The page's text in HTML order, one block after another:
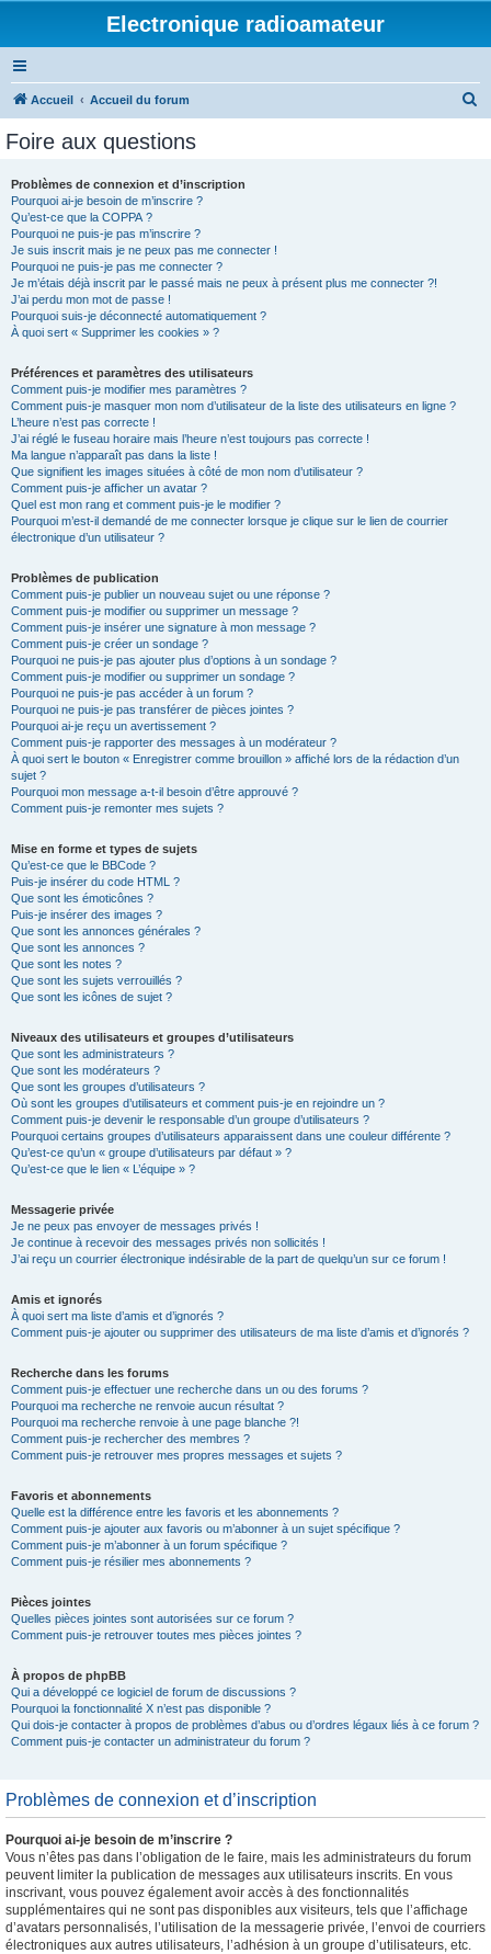
Electronique radioamateur
Accueil Accueil du forum
Foire aux questions
Problèmes de connexion et d’inscription
Pourquoi ai-je besoin de m’inscrire ?
Qu’est-ce que la COPPA ?
Pourquoi ne puis-je pas m’inscrire ?
Je suis inscrit mais je ne peux pas me connecter !
Pourquoi ne puis-je pas me connecter ?
Je m’étais déjà inscrit par le passé mais ne peux à présent plus me connecter ?!
J’ai perdu mon mot de passe !
Pourquoi suis-je déconnecté automatiquement ?
À quoi sert « Supprimer les cookies » ?
Préférences et paramètres des utilisateurs
Comment puis-je modifier mes paramètres ?
Comment puis-je masquer mon nom d’utilisateur de la liste des utilisateurs en ligne ?
L’heure n’est pas correcte !
J’ai réglé le fuseau horaire mais l’heure n’est toujours pas correcte !
Ma langue n’apparaît pas dans la liste !
Que signifient les images situées à côté de mon nom d’utilisateur ?
Comment puis-je afficher un avatar ?
Quel est mon rang et comment puis-je le modifier ?
Pourquoi m’est-il demandé de me connecter lorsque je clique sur le lien de courrier
électronique d’un utilisateur ?
Problèmes de publication
Comment puis-je publier un nouveau sujet ou une réponse ?
Comment puis-je modifier ou supprimer un message ?
Comment puis-je insérer une signature à mon message ?
Comment puis-je créer un sondage ?
Pourquoi ne puis-je pas ajouter plus d’options à un sondage ?
Comment puis-je modifier ou supprimer un sondage ?
Pourquoi ne puis-je pas accéder à un forum ?
Pourquoi ne puis-je pas transférer de pièces jointes ?
Pourquoi ai-je reçu un avertissement ?
Comment puis-je rapporter des messages à un modérateur ?
À quoi sert le bouton « Enregistrer comme brouillon » affiché lors de la rédaction d’un
sujet ?
Pourquoi mon message a-t-il besoin d’être approuvé ?
Comment puis-je remonter mes sujets ?
Mise en forme et types de sujets
Qu’est-ce que le BBCode ?
Puis-je insérer du code HTML ?
Que sont les émoticônes ?
Puis-je insérer des images ?
Que sont les annonces générales ?
Que sont les annonces ?
Que sont les notes ?
Que sont les sujets verrouillés ?
Que sont les icônes de sujet ?
Niveaux des utilisateurs et groupes d’utilisateurs
Que sont les administrateurs ?
Que sont les modérateurs ?
Que sont les groupes d’utilisateurs ?
Où sont les groupes d’utilisateurs et comment puis-je en rejoindre un ?
Comment puis-je devenir le responsable d’un groupe d’utilisateurs ?
Pourquoi certains groupes d’utilisateurs apparaissent dans une couleur différente ?
Qu’est-ce qu’un « groupe d’utilisateurs par défaut » ?
Qu’est-ce que le lien « L’équipe » ?
Messagerie privée
Je ne peux pas envoyer de messages privés !
Je continue à recevoir des messages privés non sollicités !
J’ai reçu un courrier électronique indésirable de la part de quelqu’un sur ce forum !
Amis et ignorés
À quoi sert ma liste d’amis et d’ignorés ?
Comment puis-je ajouter ou supprimer des utilisateurs de ma liste d’amis et d’ignorés ?
Recherche dans les forums
Comment puis-je effectuer une recherche dans un ou des forums ?
Pourquoi ma recherche ne renvoie aucun résultat ?
Pourquoi ma recherche renvoie à une page blanche ?!
Comment puis-je rechercher des membres ?
Comment puis-je retrouver mes propres messages et sujets ?
Favoris et abonnements
Quelle est la différence entre les favoris et les abonnements ?
Comment puis-je ajouter aux favoris ou m’abonner à un sujet spécifique ?
Comment puis-je m’abonner à un forum spécifique ?
Comment puis-je résilier mes abonnements ?
Pièces jointes
Quelles pièces jointes sont autorisées sur ce forum ?
Comment puis-je retrouver toutes mes pièces jointes ?
À propos de phpBB
Qui a développé ce logiciel de forum de discussions ?
Pourquoi la fonctionnalité X n’est pas disponible ?
Qui dois-je contacter à propos de problèmes d’abus ou d’ordres légaux liés à ce forum ?
Comment puis-je contacter un administrateur du forum ?
Problèmes de connexion et d’inscription
Pourquoi ai-je besoin de m’inscrire ?
Vous n’êtes pas dans l’obligation de le faire, mais les administrateurs du forum
peuvent limiter la publication de messages aux utilisateurs inscrits. En vous
inscrivant, vous pouvez également avoir accès à des fonctionnalités
supplémentaires qui ne sont pas disponibles aux visiteurs, tels que l’affichage
d’avatars personnalisés, l’utilisation de la messagerie privée, l’envoi de courriers
électroniques aux autres utilisateurs, l’adhésion à un groupe d’utilisateurs, etc.